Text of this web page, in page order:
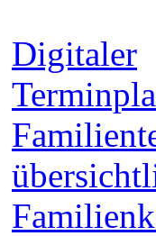
Digitaler